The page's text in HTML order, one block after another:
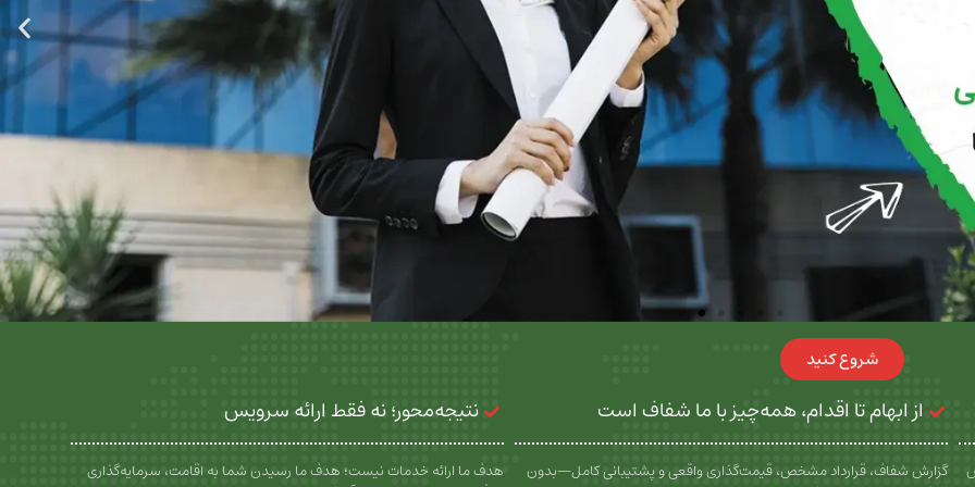
شروع کنید
از ابهام تا اقدام، همه‌چیز با ما شفاف است
گزارش شفاف، قرارداد مشخص، قیمت‌گذاری واقعی و پشتیبانی کامل—بدون
نتیجه‌محور؛ نه فقط ارائه سرویس
هدف ما ارائه خدمات نیست؛ هدف ما رسیدن شما به اقامت، سرمایه‌گذاری